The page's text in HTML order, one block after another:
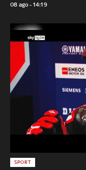
08 ago - 14:19
SPORT